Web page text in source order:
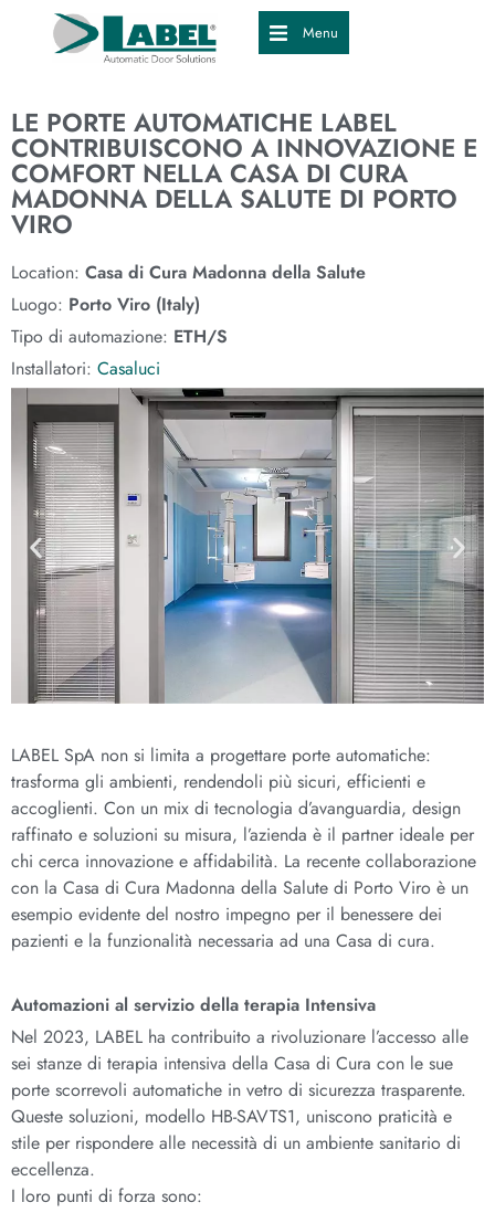
Menu
LE PORTE AUTOMATICHE LABEL
CONTRIBUISCONO A INNOVAZIONE E
COMFORT NELLA CASA DI CURA
MADONNA DELLA SALUTE DI PORTO
VIRO
Location: Casa di Cura Madonna della Salute
Luogo: Porto Viro (Italy)
Tipo di automazione: ETH/S
Installatori: Casaluci
LABEL SpA non si limita a progettare porte automatiche:
trasforma gli ambienti, rendendoli più sicuri, efficienti e
accoglienti. Con un mix di tecnologia d’avanguardia, design
raffinato e soluzioni su misura, l’azienda è il partner ideale per
chi cerca innovazione e affidabilità. La recente collaborazione
con la Casa di Cura Madonna della Salute di Porto Viro è un
esempio evidente del nostro impegno per il benessere dei
pazienti e la funzionalità necessaria ad una Casa di cura.
Automazioni al servizio della terapia Intensiva
Nel 2023, LABEL ha contribuito a rivoluzionare l’accesso alle
sei stanze di terapia intensiva della Casa di Cura con le sue
porte scorrevoli automatiche in vetro di sicurezza trasparente.
Queste soluzioni, modello HB-SAVTS1, uniscono praticità e
stile per rispondere alle necessità di un ambiente sanitario di
eccellenza.
I loro punti di forza sono: